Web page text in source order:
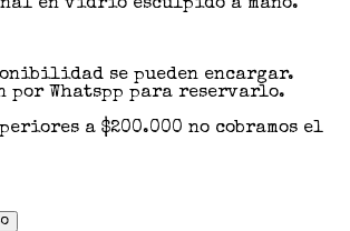
en vidrio esculpido a mano.
se pueden encargar.
por Whatspp para reservarlo.
a $200.000 no cobramos el